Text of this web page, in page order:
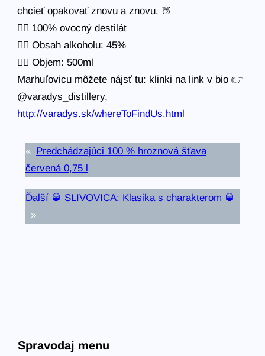
chcieť opakovať znovu a znovu. 🍑
👉🏻 100% ovocný destilát
👉🏻 Obsah alkoholu: 45%
👉🏻 Objem: 500ml
Marhuľovicu môžete nájsť tu: klinki na link v bio 👉
@varadys_distillery,
http://varadys.sk/whereToFindUs.html
« Predchádzajúci 100 % hroznová šťava
červená 0,75 l
Ďalší 🥃 SLIVOVICA: Klasika s charakterom 🥃
»
Spravodaj menu